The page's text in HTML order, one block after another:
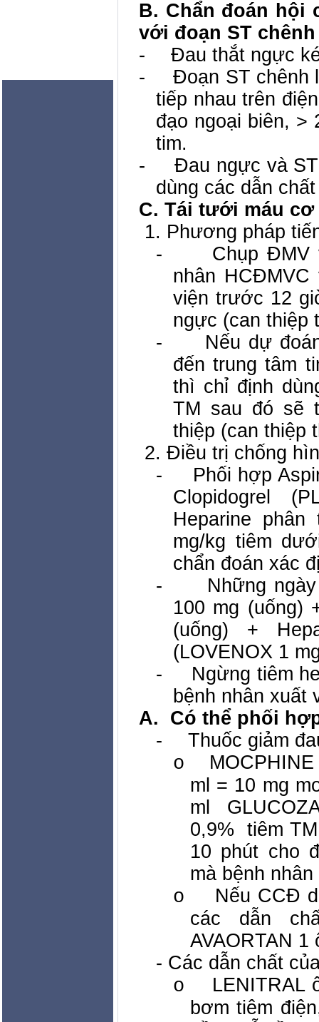
B. Chẩn đoán hội
với đoạn ST
-
Đau thắt ngực
-
Đoạn ST chênh
tiếp nhau trên
đạo ngoại biên, >
tim.
-
Đau ngực và
dùng các dẫn
C. Tái tưới máu cơ
1. Phương pháp
-
Chụp ĐMV
nhân
viện trước 12
ngực (can thiệp
-
Nếu dự
đến trung tâm
thì chỉ định
TM sau đó sẽ
thiệp (can thiệp
2. Điều trị chống
-
Phối hợp
Clopidogrel
Heparine
mg/kg tiêm
chẩn đoán xác
-
Những
100 mg (uống)
(uống) +
(LOVENOX 1
-
Ngừng tiêm
bệnh nhân xuất
A.
Có thể phối
-
Thuốc giảm
o
ml = 10 mg
ml
0,9%
tiêm
10 phút cho
mà bệnh
o
Nếu CCĐ
các dẫn
AVAORTAN 1
- Các dẫn chất
o
LENITRAL
bơm tiêm